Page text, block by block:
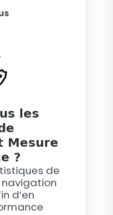
les
Mesure
?
de
d’en